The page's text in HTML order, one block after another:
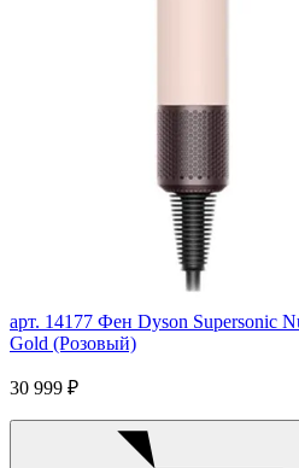
арт. 14177 Фен Dyson Supersonic
Gold (Розовый)
30 999 ₽